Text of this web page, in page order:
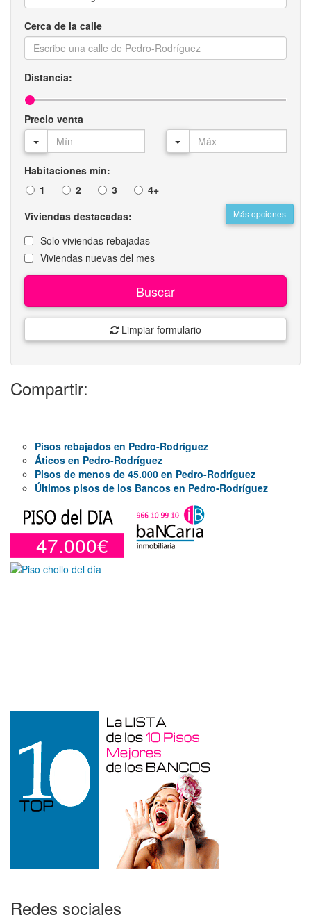
Cerca de la calle
Distancia:
Precio venta
Habitaciones mín:
1
2 3 4+
Más opciones
Viviendas destacadas:
Solo viviendas rebajadas
Viviendas nuevas del mes
Buscar
Limpiar formulario
Compartir:
Pisos rebajados en Pedro-Rodríguez
Áticos en Pedro-Rodríguez
Pisos de menos de 45.000 en Pedro-Rodríguez
Últimos pisos de los Bancos en Pedro-Rodríguez
47.000€
Redes sociales